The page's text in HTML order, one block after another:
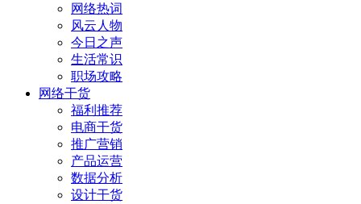
网络热词
风云人物
今日之声
生活常识
职场攻略
网络干货
福利推荐
电商干货
推广营销
产品运营
数据分析
设计干货